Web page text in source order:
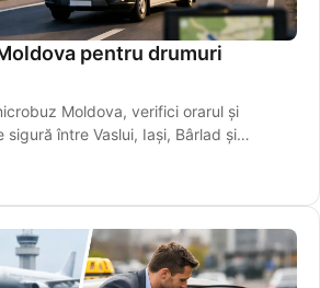
pentru drumuri
Moldova, verifici orarul și
între Vaslui, Iași, Bârlad și